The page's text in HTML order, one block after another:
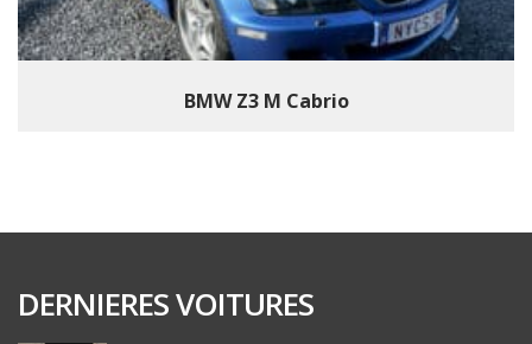
BMW Z3 M Cabrio
DERNIERES VOITURES